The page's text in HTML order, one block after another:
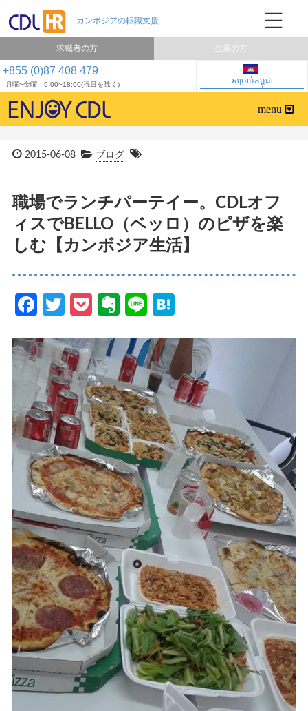
+855 (0)87 408 479
月曜~金曜 9:00~18:00(祝日を除く) សម្រាប់កម្ពុជា
求職者の方 企業の方
2015-06-08 ブログ
職場でランチパーテイー。CDLオフ
ィスでBELLO（ベッロ）のピザを楽
しむ【カンボジア生活】
Facebook
Twitter
PocketEvernote
Line